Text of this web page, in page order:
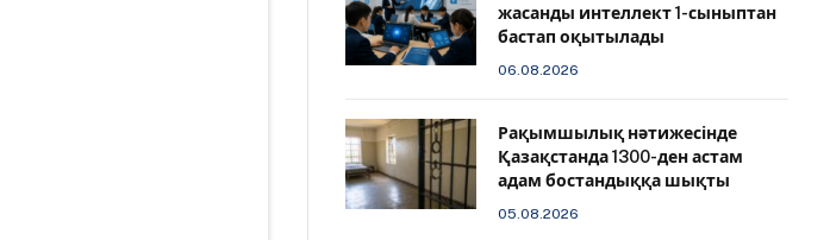
жасанды интеллект 1-сыныптан
бастап оқытылады
06.08.2026
Рақымшылық нәтижесінде
Қазақстанда 1300-ден астам
адам бостандыққа шықты
05.08.2026